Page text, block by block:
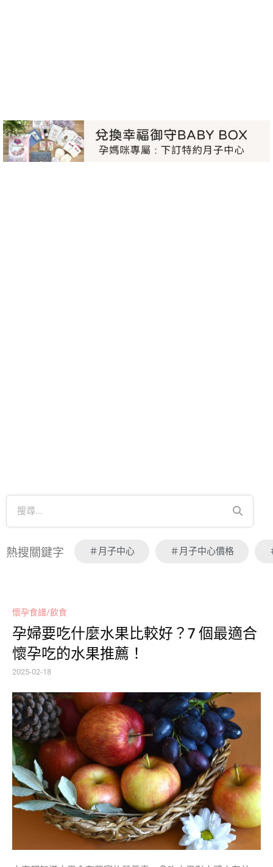
熱搜關鍵字 ＃月子中心 ＃月子中心價格
懷孕食譜/飲食
孕婦要吃什麼水果比較好？7 個最適合
懷孕吃的水果推薦！
2025-02-18